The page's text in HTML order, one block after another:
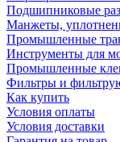
Подшипниковые
Манжеты,
Промышленные
Инструменты для
Промышленные
Фильтры и
Как купить
Условия оплаты
Условия доставки